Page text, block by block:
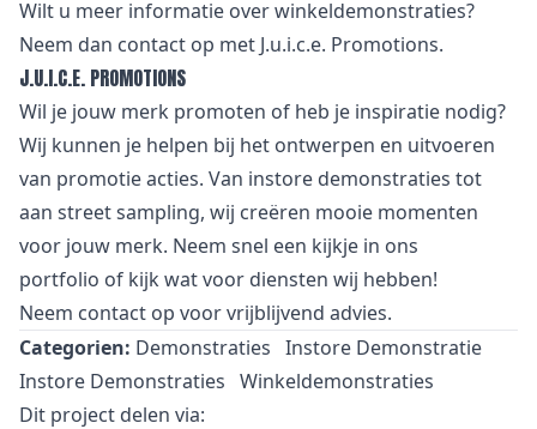
Wilt u meer informatie over winkeldemonstraties?
Neem dan contact op met J.u.i.c.e. Promotions.
J.U.I.C.E. PROMOTIONS
Wil je jouw merk promoten of heb je inspiratie nodig?
Wij kunnen je helpen bij het ontwerpen en uitvoeren
van promotie acties. Van instore demonstraties tot
aan street sampling, wij creëren mooie momenten
voor jouw merk. Neem snel een kijkje in ons
portfolio of kijk wat voor diensten wij hebben!
Neem contact op voor vrijblijvend advies.
Categorien: Demonstraties Instore Demonstratie
Instore Demonstraties Winkeldemonstraties
Dit project delen via: